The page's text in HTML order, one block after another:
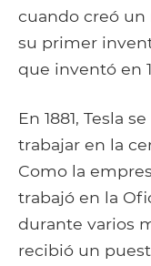
cuando creó
su primer
que inventó en
En 1881, Tesla
trabajar en la
Como la
trabajó en la
durante varios
recibió un